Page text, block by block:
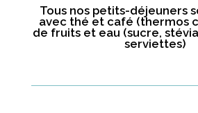
Tous nos petits-déjeuners
avec thé et café (thermos
de fruits et eau (sucre,
serviettes)